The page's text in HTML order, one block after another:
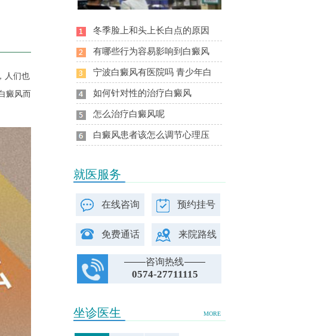
人们也
癜风而
冬季脸上和头上长白点的原因
有哪些行为容易影响到白癜风
宁波白癜风有医院吗 青少年白
如何针对性的治疗白癜风
怎么治疗白癜风呢
白癜风患者该怎么调节心理压
就医服务
在线咨询 预约挂号
免费通话 来院路线
咨询热线
0574-27711115
MORE
坐诊医生